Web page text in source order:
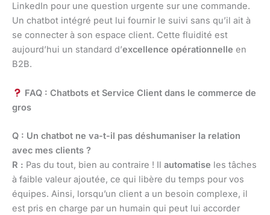
LinkedIn pour une question urgente sur une commande.
Un chatbot intégré peut lui fournir le suivi sans qu’il ait à
se connecter à son espace client. Cette fluidité est
aujourd’hui un standard d’excellence opérationnelle en
B2B.
FAQ : Chatbots et Service Client dans le commerce de
gros
Q : Un chatbot ne va-t-il pas déshumaniser la relation
avec mes clients ?
R : Pas du tout, bien au contraire ! Il automatise les tâches
à faible valeur ajoutée, ce qui libère du temps pour vos
équipes. Ainsi, lorsqu’un client a un besoin complexe, il
est pris en charge par un humain qui peut lui accorder